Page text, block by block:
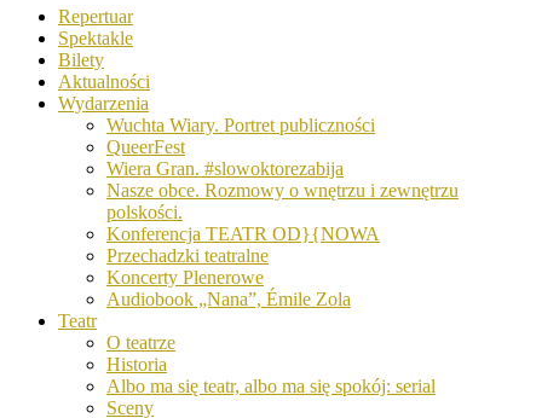
Repertuar
Spektakle
Bilety
Aktualności
Wydarzenia
Wuchta Wiary. Portret publiczności
QueerFest
Wiera Gran. #slowoktorezabija
Nasze obce. Rozmowy o wnętrzu i zewnętrzu
polskości.
Konferencja TEATR OD}{NOWA
Przechadzki teatralne
Koncerty Plenerowe
Audiobook „Nana”, Émile Zola
Teatr
O teatrze
Historia
Albo ma się teatr, albo ma się spokój: serial
Sceny